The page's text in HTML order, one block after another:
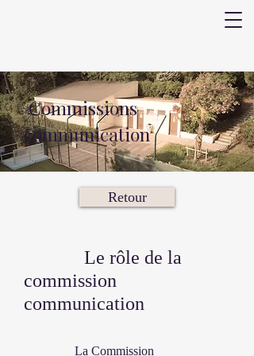
Commissions
communication
Retour
Le rôle de la
commission
communication
La Commission